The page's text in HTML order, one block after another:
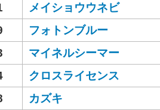
メイショウウネビ
フォトンブルー
マイネルシーマー
クロスライセンス
カズキ